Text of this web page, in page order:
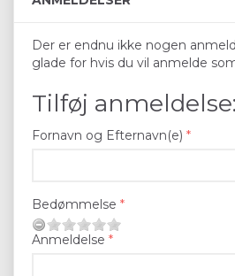
Der er endnu ikke nogen
glade for hvis du vil anmelde
Tilføj anmeldelse:
Fornavn og Efternavn(e)
Bedømmelse
Anmeldelse